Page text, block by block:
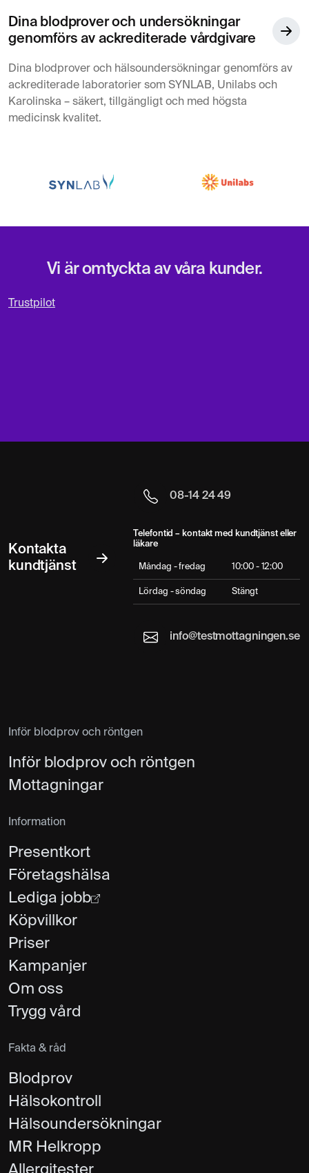
Dina blodprover och undersökningar
genomförs av ackrediterade vårdgivare
Dina blodprover och hälsoundersökningar genomförs av
ackrediterade laboratorier som SYNLAB, Unilabs och
Karolinska – säkert, tillgängligt och med högsta
medicinsk kvalitet.
Vi är omtyckta av våra kunder.
Trustpilot
Kontakta
kundtjänst
08-14 24 49
Telefontid – kontakt med kundtjänst eller
läkare
Måndag - fredag 10:00 - 12:00
Lördag - söndag Stängt
info@testmottagningen.se
Inför blodprov och röntgen
Inför blodprov och röntgen
Mottagningar
Information
Presentkort
Företagshälsa
Lediga jobb
Köpvillkor
Priser
Kampanjer
Om oss
Trygg vård
Fakta & råd
Blodprov
Hälsokontroll
Hälsoundersökningar
MR Helkropp